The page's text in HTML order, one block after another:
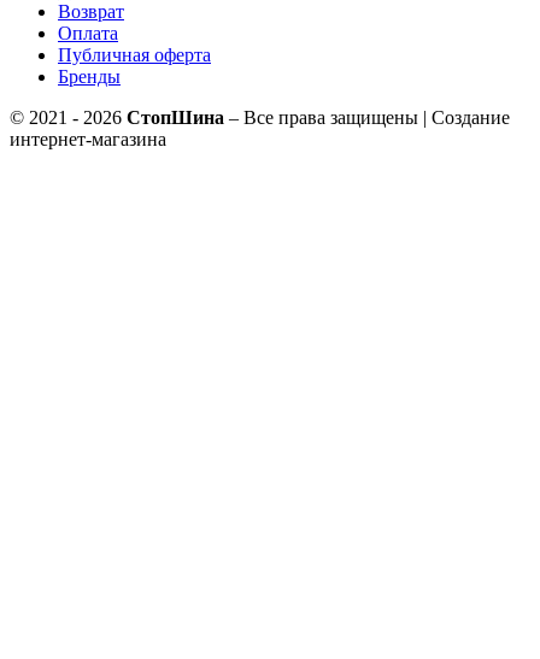
Возврат
Оплата
Публичная оферта
Бренды
© 2021 - 2026 СтопШина – Все права защищены | Создание
интернет-магазина